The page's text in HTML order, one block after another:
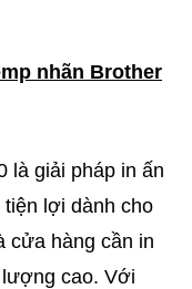
nhãn Brother
là giải pháp in ấn
tiện lợi dành cho
cửa hàng cần in
cao. Với